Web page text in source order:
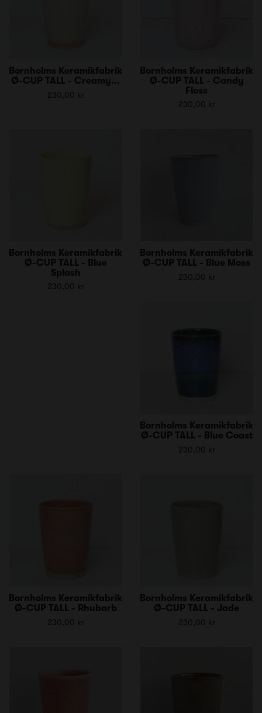
Bornholms Keramikfabrik
Ø-CUP TALL - Creamy...
230,00 kr
Bornholms Keramikfabrik
Ø-CUP TALL - Candy
Floss
230,00 kr
Bornholms Keramikfabrik
Ø-CUP TALL - Blue
Splash
230,00 kr
Bornholms Keramikfabrik
Ø-CUP TALL - Blue Moss
230,00 kr
Bornholms Keramikfabrik
Ø-CUP TALL - Blue Coast
230,00 kr
Bornholms Keramikfabrik
Ø-CUP TALL - Rhubarb
230,00 kr
Bornholms Keramikfabrik
Ø-CUP TALL - Jade
230,00 kr